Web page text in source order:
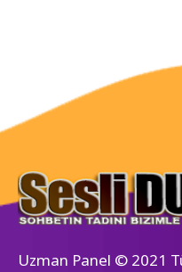
Uzman Panel © 2021